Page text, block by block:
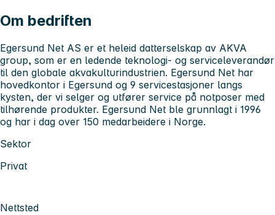
Om bedriften
Egersund Net AS er et heleid datterselskap av AKVA
group, som er en ledende teknologi- og serviceleverandør
til den globale akvakulturindustrien. Egersund Net har
hovedkontor i Egersund og 9 servicestasjoner langs
kysten, der vi selger og utfører service på notposer med
tilhørende produkter. Egersund Net ble grunnlagt i 1996
og har i dag over 150 medarbeidere i Norge.
Sektor
Privat
Nettsted